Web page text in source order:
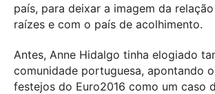
país, para deixar a imagem da
raízes e com o país de acolhimento.
Antes, Anne Hidalgo tinha elogiado
comunidade portuguesa, apontando
festejos do Euro2016 como um caso